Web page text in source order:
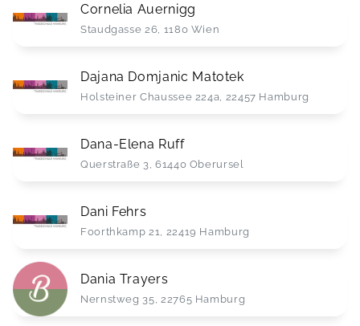
Cornelia Auernigg
Staudgasse 26, 1180 Wien
Dajana Domjanic Matotek
Holsteiner Chaussee 224a, 22457 Hamburg
Dana-Elena Ruff
Querstraße 3, 61440 Oberursel
Dani Fehrs
Foorthkamp 21, 22419 Hamburg
Dania Trayers
Nernstweg 35, 22765 Hamburg